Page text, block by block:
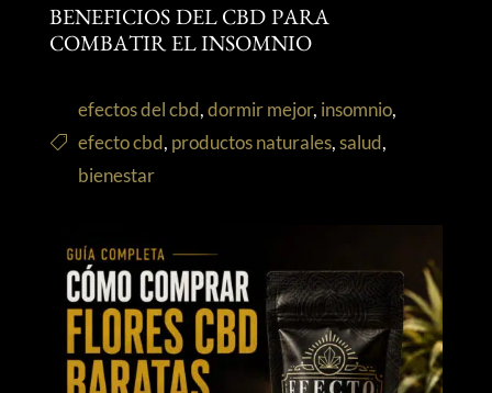
BENEFICIOS DEL CBD PARA
COMBATIR EL INSOMNIO
efectos del cbd,dormir mejor, insomnio,
efecto cbd, productos naturales,salud,
bienestar